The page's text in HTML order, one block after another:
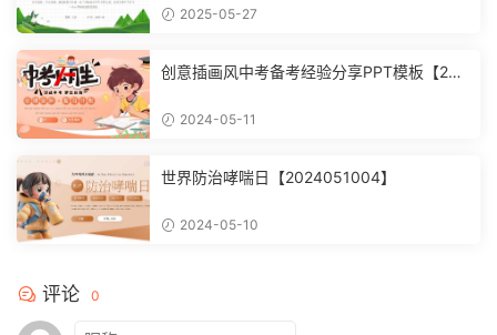
2025-05-27
创意插画风中考备考经验分享PPT模板【202
2024-05-11
世界防治哮喘日【2024051004】
2024-05-10
评论 0